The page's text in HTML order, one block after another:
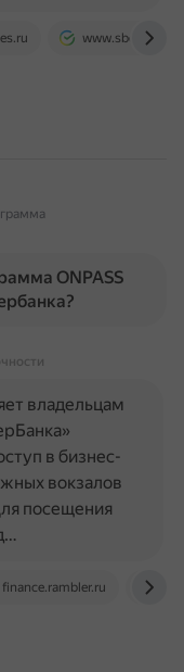
www.sberbank.ru
ONPASS
finance.rambler.ru
владельцам
в бизнес-
вокзалов
посещения